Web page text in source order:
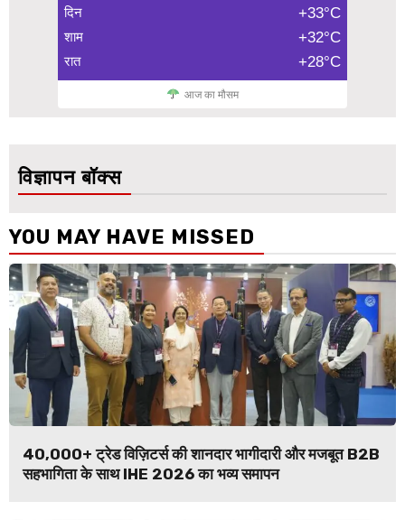
दिन +33°C
शाम +32°C
रात +28°C
आज का मौसम
विज्ञापन बॉक्स
YOU MAY HAVE MISSED
40,000+ ट्रेड विज़िटर्स की शानदार भागीदारी और मजबूत B2B
सहभागिता के साथ IHE 2026 का भव्य समापन